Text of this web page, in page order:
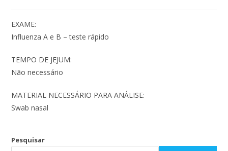
EXAME:
Influenza A e B – teste rápido
TEMPO DE JEJUM:
Não necessário
MATERIAL NECESSÁRIO PARA ANÁLISE:
Swab nasal
Pesquisar